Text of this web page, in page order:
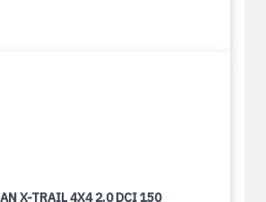
X-TRAIL 4X4 2.0 DCI 150